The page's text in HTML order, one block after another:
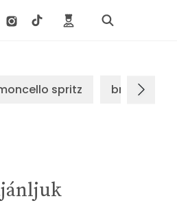
spritz brassói